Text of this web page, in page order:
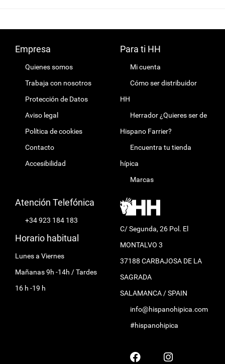
Empresa
Quienes somos
Trabaja con nosotros
Protección de Datos
Aviso legal
Política de cookies
Contacto
Accesibilidad
Para ti HH
Mi cuenta
Cómo ser distribuidor
HH
Herrador ¿Quieres ser de
Hispano Farrier?
Encuentra tu tienda
hípica
Marcas
Atención Telefónica
+34 923 184 183
Horario habitual
Lunes a Viernes
Mañanas 9h -14h / Tardes
16 h -19 h
C/ Segunda, 26 Pol. El
MONTALVO 3
37188 CARBAJOSA DE LA
SAGRADA
SALAMANCA / SPAIN
info@hispanohipica.com
#hispanohipica